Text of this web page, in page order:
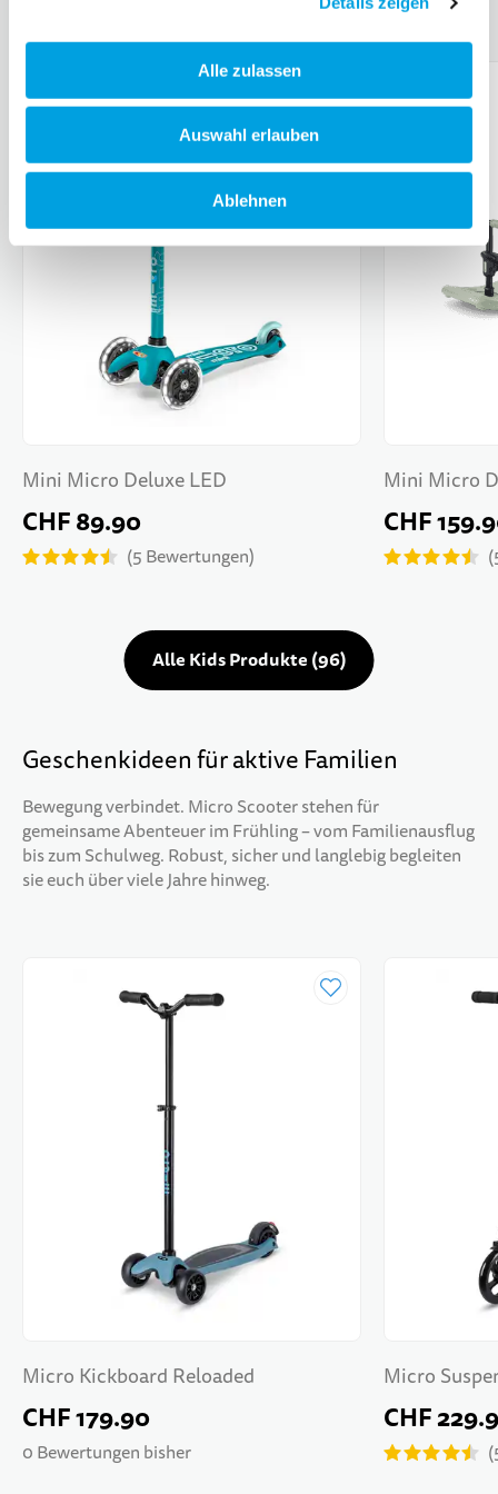
Alle zulassen
Auswahl erlauben
Ablehnen
Mini Micro Deluxe LED
CHF 89.90
5 Bewertungen
Mini Micro
CHF
Alle Kids Produkte 96
Geschenkideen für aktive Familien
Bewegung verbindet. Micro Scooter stehen für
gemeinsame Abenteuer im Frühling – vom Familienausflug
bis zum Schulweg. Robust, sicher und langlebig begleiten
sie euch über viele Jahre hinweg.
Micro Kickboard Reloaded
CHF 179.90
0 Bewertungen bisher
Micro
CHF